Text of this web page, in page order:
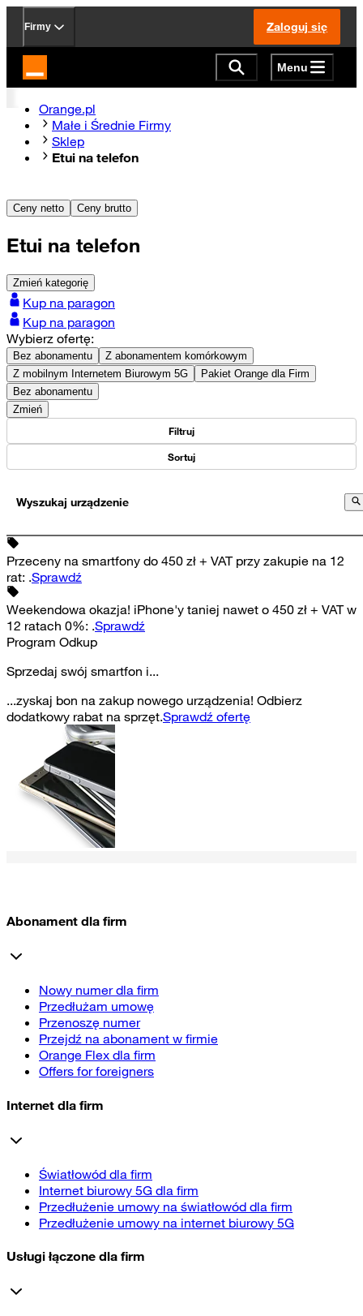
Firmy Zaloguj się
Strona główna Orange.pl Menu
Orange.pl
Małe i Średnie Firmy
Sklep
Etui na telefon
Ceny netto Ceny brutto
Etui na telefon
Zmień kategorię
Kup na paragon
Kup na paragon
Wybierz ofertę:
Bez abonamentu
Z abonamentem komórkowym
Z mobilnym Internetem Biurowym 5G
Pakiet Orange dla Firm
Bez abonamentu
Zmień
Filtruj
Sortuj
Wyszukaj urządzenie
Przeceny na smartfony do 450 zł + VAT przy zakupie na 12
rat: .Sprawdź
Weekendowa okazja! iPhone'y taniej nawet o 450 zł + VAT w
12 ratach 0%: .Sprawdź
Program Odkup
Sprzedaj swój smartfon i...
...zyskaj bon na zakup nowego urządzenia! Odbierz
dodatkowy rabat na sprzęt.Sprawdź ofertę
Abonament dla firm
Nowy numer dla firm
Przedłużam umowę
Przenoszę numer
Przejdź na abonament w firmie
Orange Flex dla firm
Offers for foreigners
Internet dla firm
Światłowód dla firm
Internet biurowy 5G dla firm
Przedłużenie umowy na światłowód dla firm
Przedłużenie umowy na internet biurowy 5G
Usługi łączone dla firm